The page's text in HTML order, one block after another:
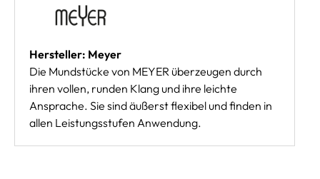
Hersteller: Meyer
Die Mundstücke von MEYER überzeugen durch
ihren vollen, runden Klang und ihre leichte
Ansprache. Sie sind äußerst flexibel und finden in
allen Leistungsstufen Anwendung.